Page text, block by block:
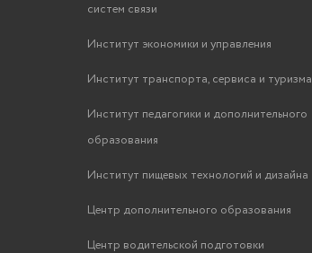
систем связи
Институт экономики и управления
Институт транспорта, сервиса и туризма
Институт педагогики и дополнительного
образования
Институт пищевых технологий и дизайна
Центр дополнительного образования
Центр водительской подготовки